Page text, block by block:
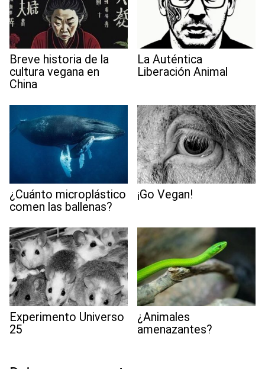
Breve historia de la
cultura vegana en
China
La Auténtica
Liberación Animal
¿Cuánto microplástico
comen las ballenas?
¡Go Vegan!
Experimento Universo
25
¿Animales
amenazantes?